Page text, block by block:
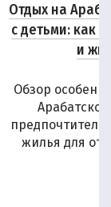
Отдых на
с детьми: как
и
Обзор
жилья для